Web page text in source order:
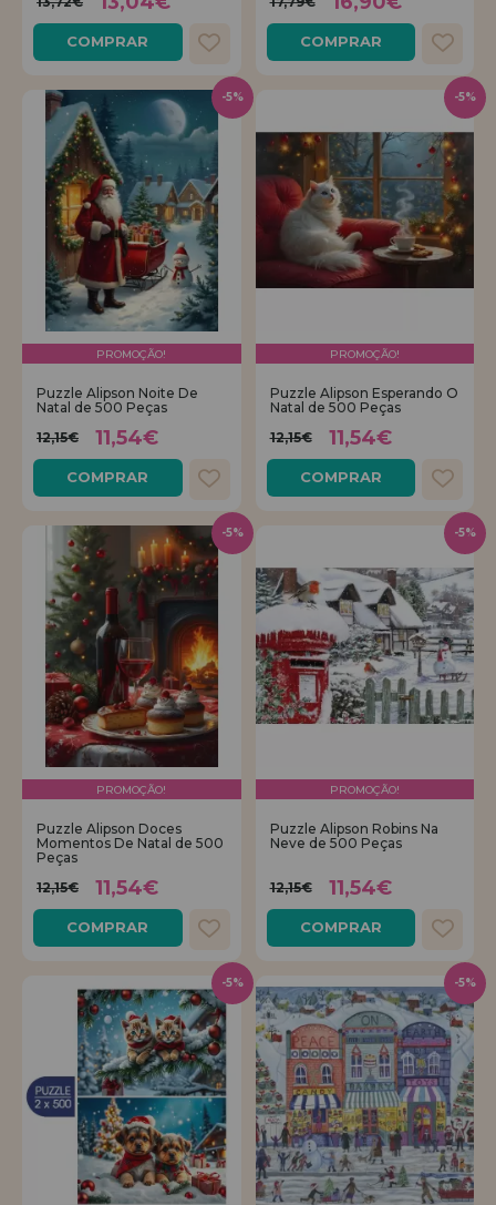
COMPRAR COMPRAR
PROMOÇÃO!
Puzzle Alipson Noite De
Natal de 500 Peças
12,15€
11,54€
COMPRAR
-5%
PROMOÇÃO!
Puzzle Alipson Esperando O
Natal de 500 Peças
12,15€
11,54€
COMPRAR
-5%
PROMOÇÃO!
Puzzle Alipson Doces
Momentos De Natal de 500
Peças
12,15€
11,54€
COMPRAR
-5%
PROMOÇÃO!
Puzzle Alipson Robins Na
Neve de 500 Peças
12,15€ 11,54€
COMPRAR
-5%
-5% -5%